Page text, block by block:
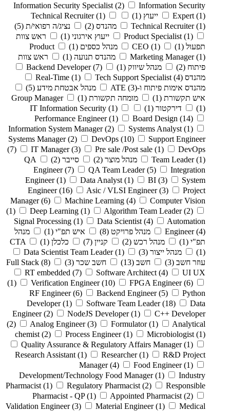
Information Security Specialist (2)
Information Security
Expert (1) ייעוץ (1)
Technical Recruiter (1)
Technical Recruiter (1) מהנדס (2) נציג/ה רפואי/ת (5)
Product Specialist (1) ייעוץ אירגוני (1)
ראש צוות
תפעול (1)
CEO (1) מנהל כספים (1)
Product
Marketing Manager (1) מהנדס תנועה (1)
ראש צוות
פיתוח (2) מנהל שיווק (1)
Backend Developer (7)
מהנדס Real-Time
(1) Tech Support Specialist (4)
מהנדס אימות פיתוח ו-ATE(3) מנהל אבטחת מידע (5)
איש תקשורת (1) מומחה תקשורת (1)
Group Manager
(1)
דירקטור (1)
IT Information Security (1)
Performance Engineer (1) Board Design (14)
Information System Manager (2) Systems Analyst (1)
Systems Manager (2) DevOps (10)
Support Engineer
(7)
IT Manager (3) Pre sale /Post sale (1)
DevOps
Team Leader (1) מנהל מוצר (2) סייבר (2)
QA
Engineer (7) QA Team Leader (5)
Integration
Engineer (1) Data Analyst (1) BI (3)
System
Engineer (16) Asic / VLSI Engineer (3)
Project
Manager (6) Machine Learning (4)
Computer Vision
(1)
Deep Learning (1) Algorithm Team Leader (2)
Signal Processing (1) Data Scientist (4)
Automation
Engineer (4) מנהל פרויקט (8) איש תפ"י (1)
מנהל
תפ"י (1) מנהל רכש (2) קניין (7) כלכלן (1)
CTA
(1)
מנהל ייצור (3)
Data Scientist Team Leader (1)
עוזר חשב (3) חשב (13) חשב שכר (3)
Full Stack (8)
RT embedded (7) Software Architect (4)
UI UX
(1)
Verification Engineer (10) FPGA Engineer (6)
RF Engineer (6) Backend Engineer (5)
Python
Developer (1) Software Team Leader (18)
Data
Engineer (2) NodeJS Developer (1)
C++ Developer
(2)
Analog Engineer (3) Formulator (1)
Analytical
chemist (2) Process Engineer (1) Microbiologist (1)
Quality Assurance & Regulatory Affairs Manager (1)
Research Assistant (1) Researcher (1)
R&D Project
Manager (4) Food Engineer (1)
Development/Technology Food Manager (1)
Industry
Pharmacist (1) Regulatory Pharmacist (2)
Responsible
Pharmacist - QP (1) Appointed Pharmacist (2)
Validation Engineer (3) Material Engineer (1)
Medical